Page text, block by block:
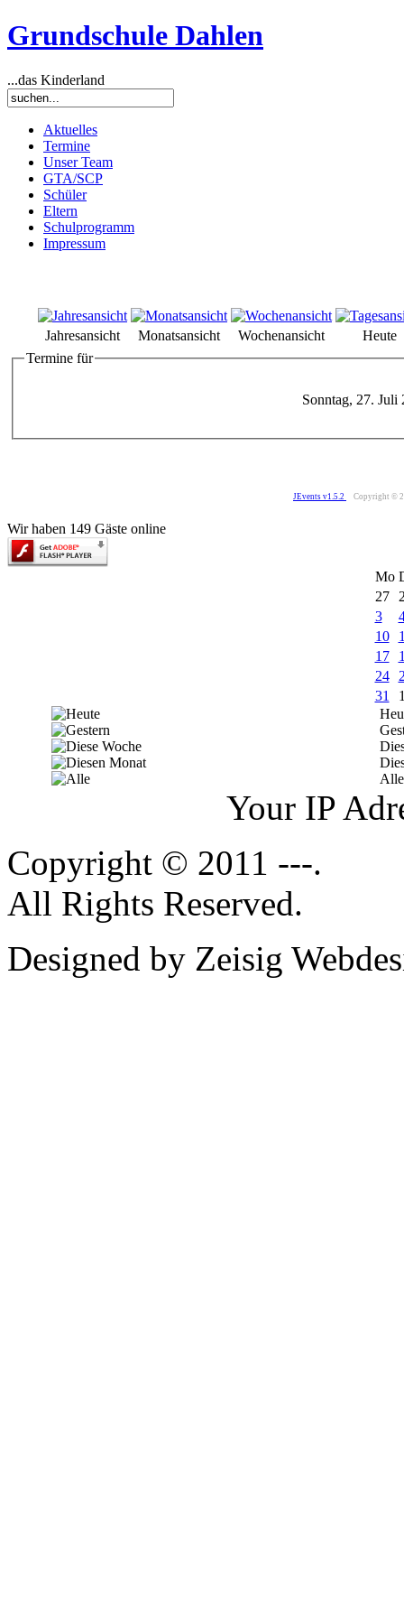
Grundschule Dahlen
...das Kinderland
Aktuelles
Termine
Unser Team
GTA/SCP
Schüler
Eltern
Schulprogramm
Impressum
Jahresansicht Monatsansicht Wochenansicht
Heute
Termine für
Sonntag, 27. Juli
JEvents v1.5.2 Copyright ©
Wir haben 149 Gäste online
Mo
27
3
10
17
24
31
Alle
Your IP
Copyright © 2011 ---.
All Rights Reserved.
Designed by Zeisig